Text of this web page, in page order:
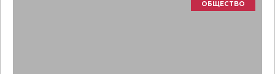
ОБЩЕСТВО